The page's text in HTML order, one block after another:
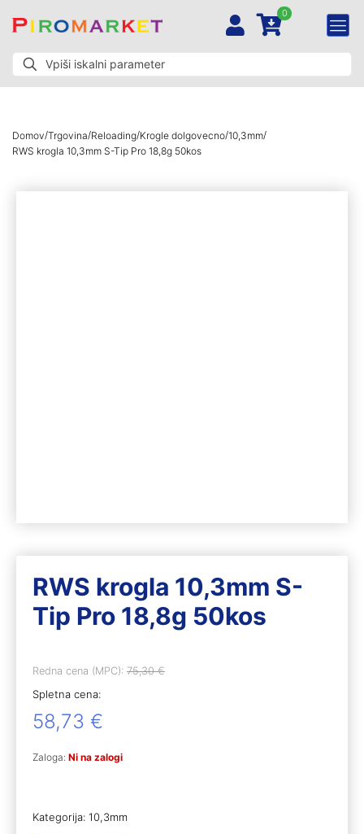
0
Domov/Trgovina/Reloading/Krogle dolgovecno/10,3mm/
RWS krogla 10,3mm S-Tip Pro 18,8g 50kos
RWS krogla 10,3mm S-
Tip Pro 18,8g 50kos
Redna cena (MPC): 75,30€
Spletna cena:
58,73 €
Zaloga: Ni na zalogi
Kategorija: 10,3mm